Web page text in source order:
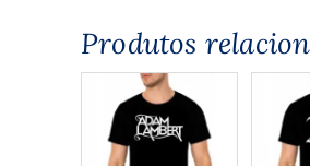
Produtos